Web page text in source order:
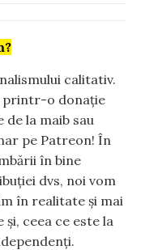
calitativ.
printr-o donație
la maib sau
pe Patreon! În
în bine
dvs, noi vom
în realitate și mai
ceea ce este la